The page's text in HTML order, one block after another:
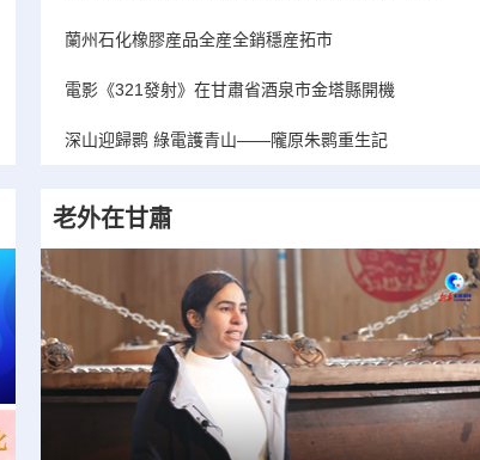
蘭州石化橡膠産品全産全銷穩産拓市
電影《321發射》在甘肅省酒泉市金塔縣開機
深山迎歸鹮 綠電護青山——隴原朱鹮重生記
老外在甘肅